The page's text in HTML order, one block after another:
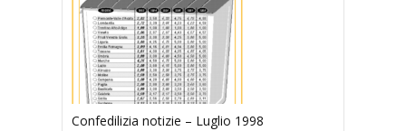
Confedilizia notizie – Luglio 1998